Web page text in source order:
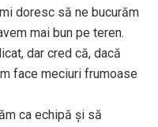
doresc să ne bucurăm
mai bun pe teren.
dar cred că, dacă
face meciuri frumoase
ca echipă și să